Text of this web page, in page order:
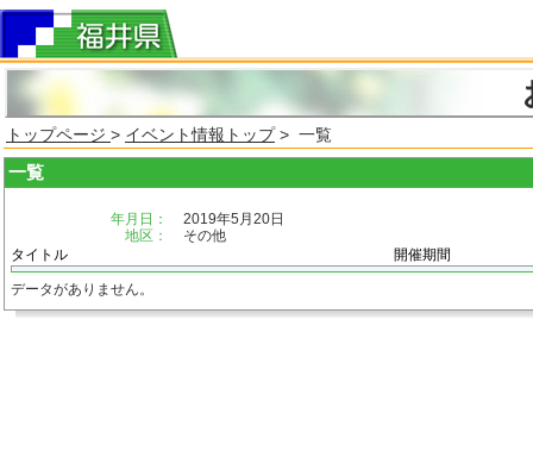
トップページ > イベント情報トップ> 一覧
一覧
年月日：
2019年5月20日
地区：
その他
タイトル
開催期間
データがありません。